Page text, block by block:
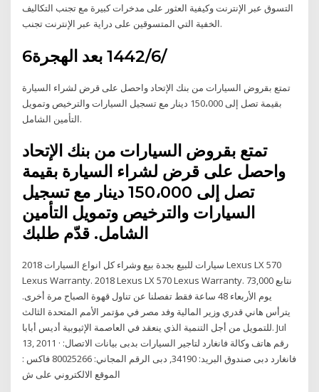
التسوق عبر الإنترنت وكيفية العثور على مدخرات كبيرة مع تجنب التكاليف
الخفية التي المتسوقين على دراية عبر الإنترنت تجنب.
6‏‏/6‏‏/1442 بعد الهجرة
تمتع بقروض السيارات من بنك الإتحاد واحصل على قرض لشراء السيارة
بقيمة تصل إلى 150،000 دينار مع تسجيل السيارات والترخيص وتمويل
التأمين الشامل.
تمتع بقروض السيارات من بنك الإتحاد
واحصل على قرض لشراء السيارة بقيمة
تصل إلى 150،000 دينار مع تسجيل
السيارات والترخيص وتمويل التأمين
سيارات للبيع بجدة بيع وشراء كل انواع السيارات 2018 Lexus LX 570
Lexus Warranty. 2018 Lexus LX 570 Lexus Warranty. 73,000 نتابع
يوم الأربعاء 48 ساعة فقط تفصلنا عن تناول قهوة الصباح مرة أخرى.
يترأس هاني قدري وزير المالية وفد مصر في مؤتمر الأمم المتحدة الثالث
للتمويل من أجل التنمية الذي ينعقد في العاصمة الإثيوبية أديس أبابا. Jul
13, 2011 · رقم هاتف وكالة فانغارد لتاجير السيارات بدبى بيانات الاتصال:
فانغارد دبى صندوق البريد: 34190, دبى الرقم المجاني: 80025266 فاكس :
الموقع الالكتروني على ش